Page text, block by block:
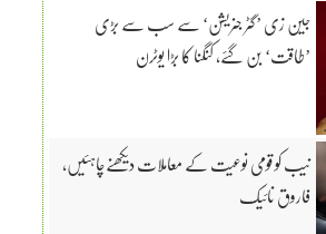
جین زی ’گٹر جنریشن‘ سے سب سے بڑی
’طاقت‘ بن گئے، کنگنا کا بڑا یوٹرن
نیب کو قومی نوعیت کے معاملات دیکھنےچاہئیں،
فاروق نائیک